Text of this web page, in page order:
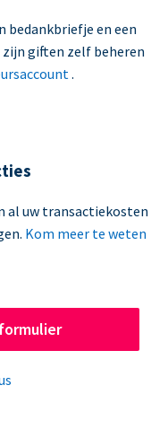
bedankbriefje en een
giften zelf beheren
.
al uw transactiekosten
Kom meer te weten